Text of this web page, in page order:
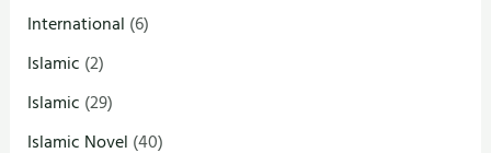
International (6)
Islamic (2)
Islamic (29)
Islamic Novel (40)